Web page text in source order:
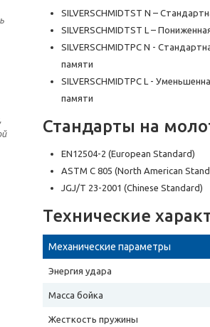
SILVERSCHMIDTST N –
SILVERSCHMIDTST L –
SILVERSCHMIDTPC N -
памяти
SILVERSCHMIDTPC L -
памяти
Стандарты на
EN12504-2 (European Standard)
ASTM C 805 (North American
JGJ/T 23-2001 (Chinese Standard)
Технические
Механические параметры
Энергия удара
Масса бойка
Жесткость пружины